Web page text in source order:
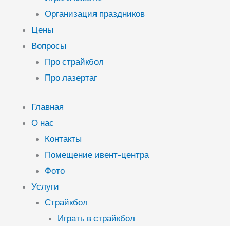
Организация праздников
Цены
Вопросы
Про страйкбол
Про лазертаг
Главная
О нас
Контакты
Помещение ивент-центра
Фото
Услуги
Страйкбол
Играть в страйкбол